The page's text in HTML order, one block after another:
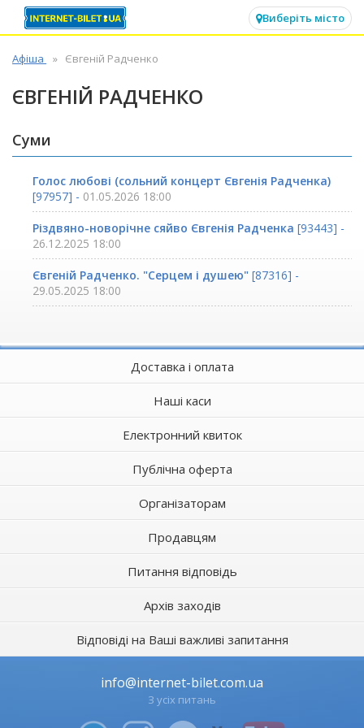
Виберіть місто
Афіша Євгеній Радченко
ЄВГЕНІЙ РАДЧЕНКО
Суми
Голос любові (сольний концерт Євгенія Радченка)
[97957] - 01.05.2026 18:00
Різдвяно-новорічне сяйво Євгенія Радченка [93443] -
26.12.2025 18:00
Євгеній Радченко. "Серцем і душею" [87316] -
29.05.2025 18:00
Доставка і оплата
Наші каси
Електронний квиток
Публічна оферта
Організаторам
Продавцям
Питання відповідь
Архів заходів
Відповіді на Ваші важливі запитання
info@internet-bilet.com.ua
З усіх питань